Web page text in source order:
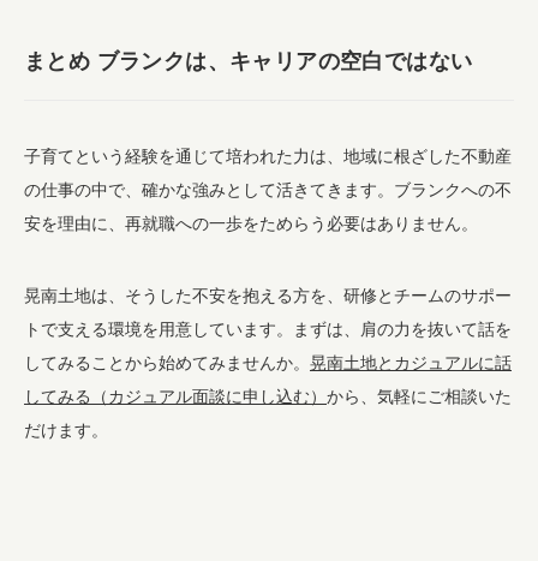
まとめ ブランクは、キャリアの空白ではない
子育てという経験を通じて培われた力は、地域に根ざした不動産
の仕事の中で、確かな強みとして活きてきます。ブランクへの不
安を理由に、再就職への一歩をためらう必要はありません。
晃南土地は、そうした不安を抱える方を、研修とチームのサポー
トで支える環境を用意しています。まずは、肩の力を抜いて話を
してみることから始めてみませんか。 晃南土地とカジュアルに話
してみる（カジュアル面談に申し込む） から、気軽にご相談いた
だけます。